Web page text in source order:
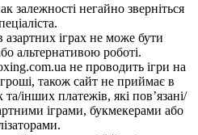
залежності негайно зверніться
іграх не може бути
альтернативою роботі.
не проводить ігри на
гроші, також сайт не приймає в
інших платежів, які пов’язані/
іграми, букмекерами або